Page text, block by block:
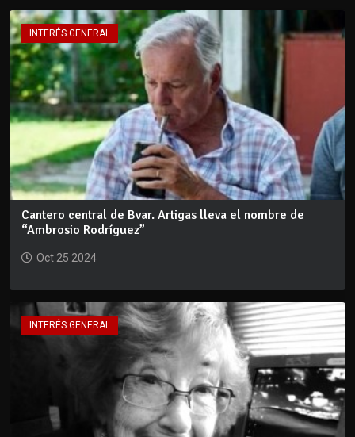
INTERÉS GENERAL
Cantero central de Bvar. Artigas lleva el nombre de
“Ambrosio Rodríguez”
Oct 25 2024
INTERÉS GENERAL